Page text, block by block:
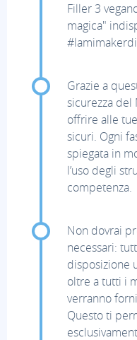
Filler 3
magica"
Grazie a
sicurezza del
offrire alle
sicuri. Ogni
spiegata in
l’uso degli
competenza.
Non dovrai
necessari:
disposizione
oltre a tutti i
verranno
Questo ti